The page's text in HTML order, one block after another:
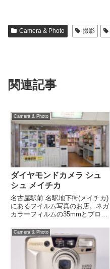
Camera & Photo 撮影
関連記事
Camera & Photo
ダイヤモンドカメラ シュ
シュ メイチカ
名古屋駅前 名駅地下街(メイチカ)
にあるフイルム写真のお店。ネガ
カラーフィルムの35mmとブロー
でもやってます。即日仕上げ。フ
ィルム現像と同時にデータCDを
作ればi-Phoneなら無料で転送す
ることができます。...
Camera & Photo